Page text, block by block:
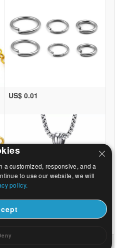
US$ 0.01
US$ 2.86
a customized, responsive, and a
to use our website, we will
policy.